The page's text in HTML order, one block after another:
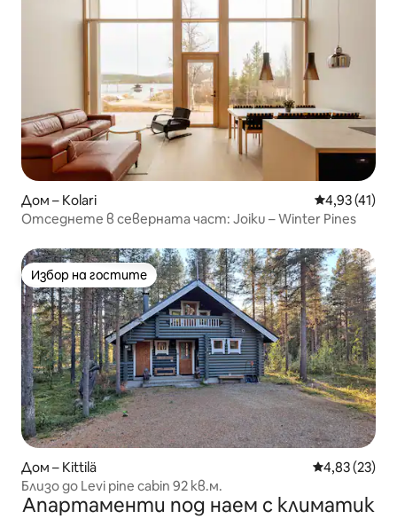
Дом – Kolari Средна
4,93 (41)
Отседнете в северната част: Joiku – Winter Pines
Избор на гостите
Избор на гостите
Дом – Kittilä Средна
4,83 (23)
Близо до Levi pine cabin 92 кв.м.
Апартаменти под наем с климатик